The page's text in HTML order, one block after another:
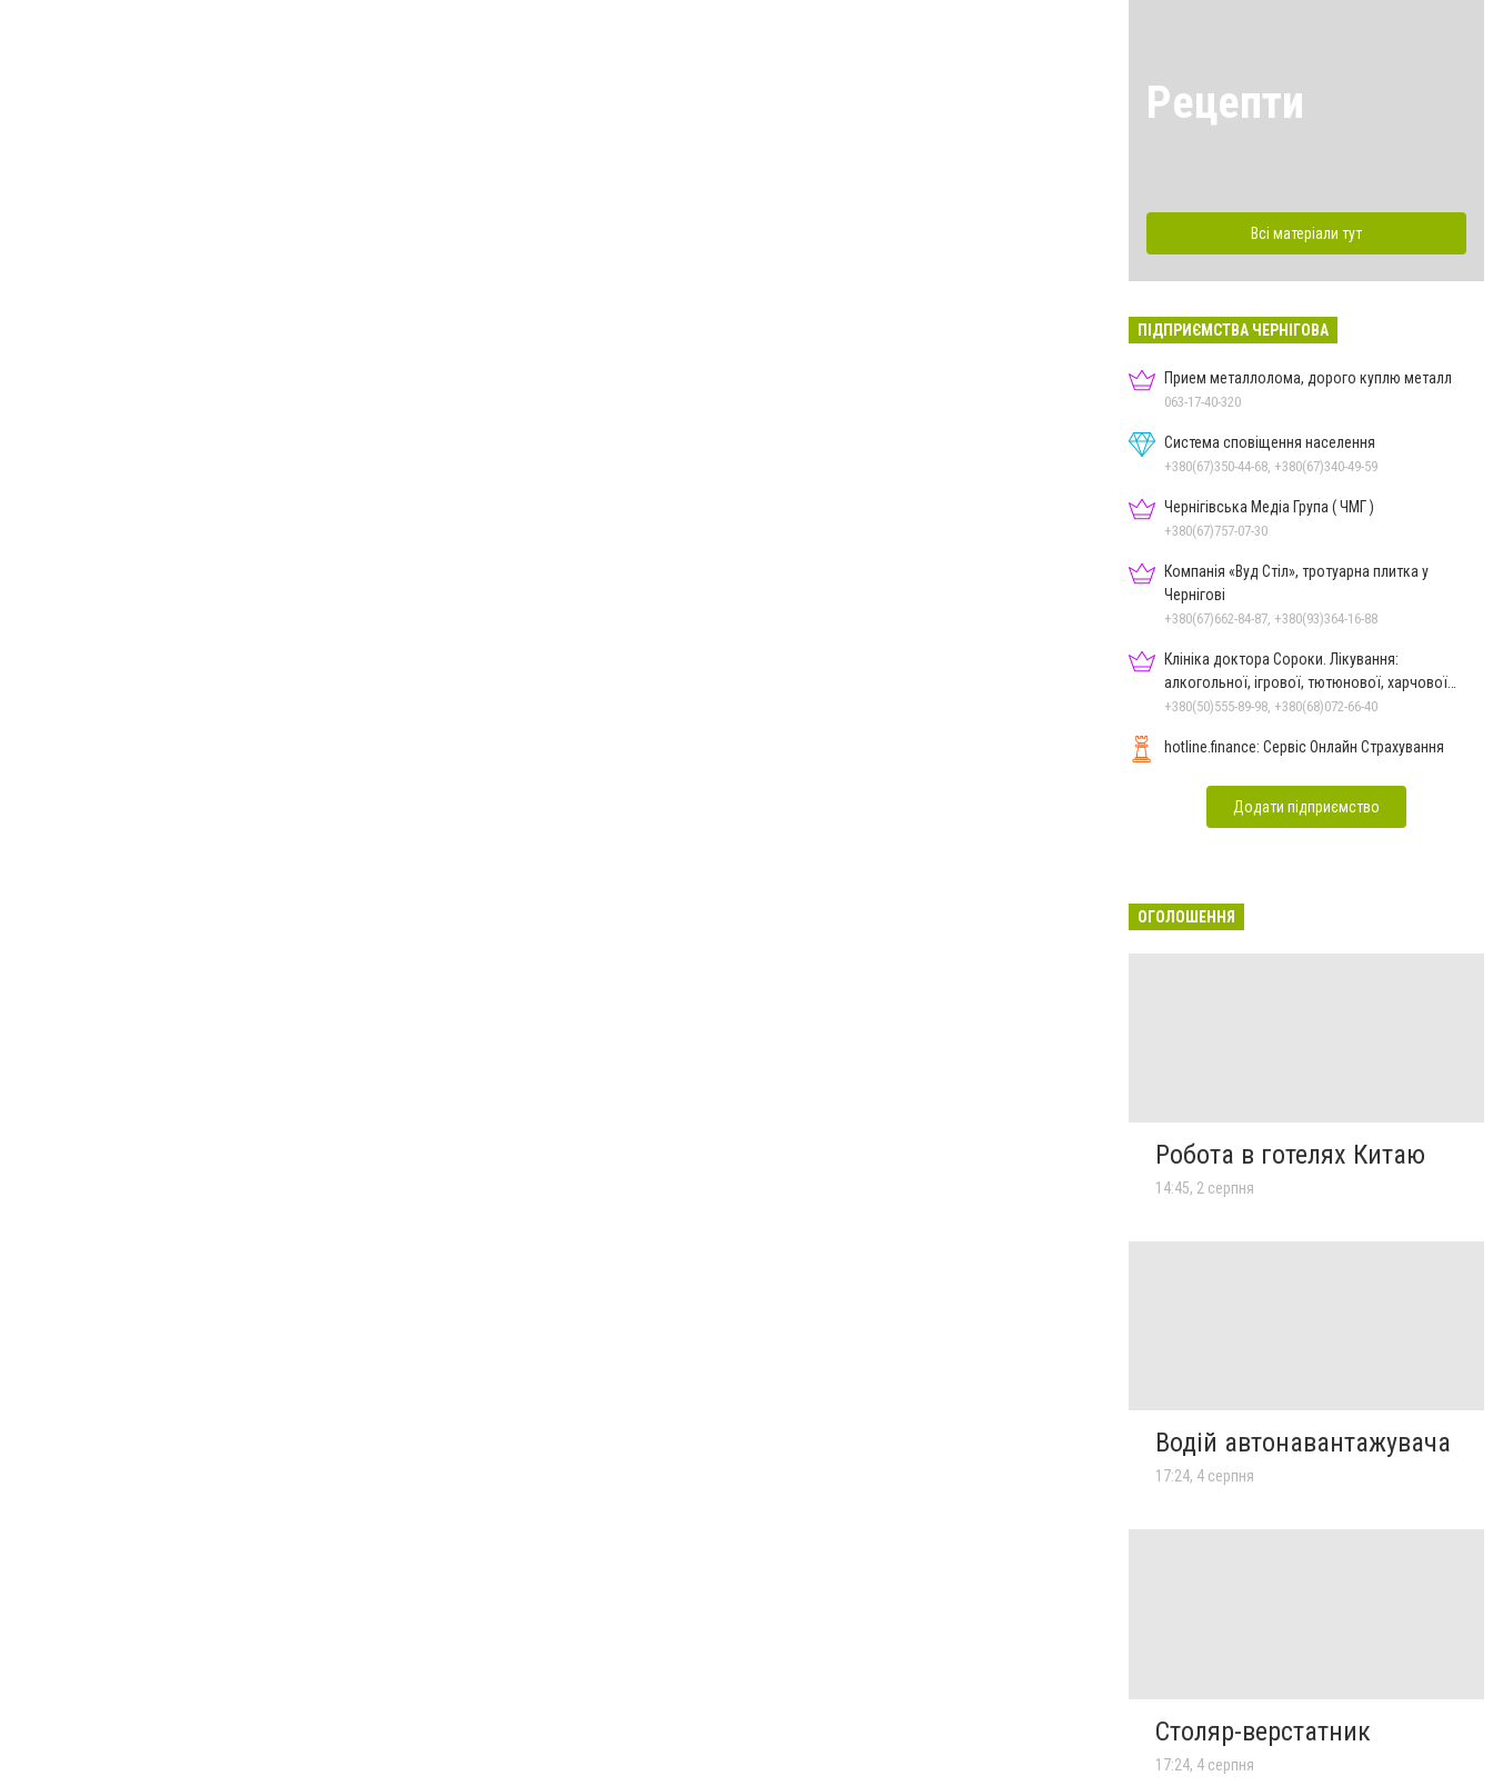
Рецепти
Всі матеріали тут
ПІДПРИЄМСТВА ЧЕРНІГОВА
Прием металлолома, дорого куплю металл
063-17-40-320
Система сповіщення населення
+380(67)350-44-68, +380(67)340-49-59
Чернігівська Медіа Група ( ЧМГ )
+380(67)757-07-30
Компанія «Вуд Стіл», тротуарна плитка у
Чернігові
+380(67)662-84-87, +380(93)364-16-88
Клініка доктора Сороки. Лікування:
алкогольної, ігрової, тютюнової, харчової
залежностей, неврозів т
+380(50)555-89-98, +380(68)072-66-40
hotline.finance: Сервіс Онлайн Страхування
Додати підприємство
ОГОЛОШЕННЯ
Робота в готелях Китаю
14:45, 2 серпня
Водій автонавантажувача
17:24, 4 серпня
Столяр-верстатник
17:24, 4 серпня